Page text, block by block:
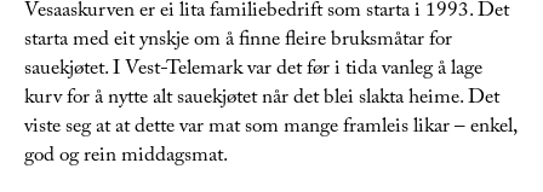
Vesaaskurven er ei lita familiebedrift som starta i 1993. Det
starta med eit ynskje om å finne fleire bruksmåtar for
sauekjøtet. I Vest-Telemark var det før i tida vanleg å lage
kurv for å nytte alt sauekjøtet når det blei slakta heime. Det
viste seg at at dette var mat som mange framleis likar – enkel,
god og rein middagsmat.